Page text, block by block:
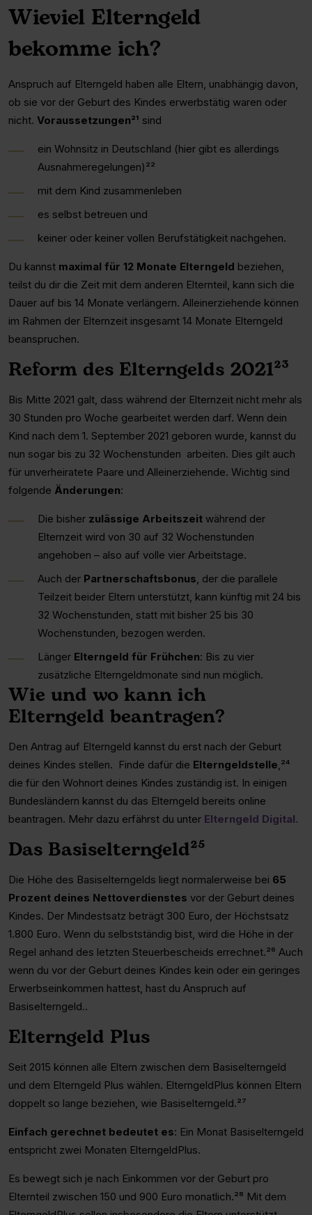
Wieviel Elterngeld
bekomme ich?
Anspruch auf Elterngeld haben alle Eltern, unabhängig davon,
ob sie vor der Geburt des Kindes erwerbstätig waren oder
nicht. Voraussetzungen²¹ sind
ein Wohnsitz in Deutschland (hier gibt es allerdings
Ausnahmeregelungen)²²
mit dem Kind zusammenleben
es selbst betreuen und
keiner oder keiner vollen Berufstätigkeit nachgehen.
Du kannst maximal für 12 Monate Elterngeld beziehen,
teilst du dir die Zeit mit dem anderen Elternteil, kann sich die
Dauer auf bis 14 Monate verlängern. Alleinerziehende können
im Rahmen der Elternzeit insgesamt 14 Monate Elterngeld
beanspruchen.
Reform des Elterngelds 2021²³
Bis Mitte 2021 galt, dass während der Elternzeit nicht mehr als
30 Stunden pro Woche gearbeitet werden darf. Wenn dein
Kind nach dem 1. September 2021 geboren wurde, kannst du
nun sogar bis zu 32 Wochenstunden arbeiten. Dies gilt auch
für unverheiratete Paare und Alleinerziehende. Wichtig sind
folgende Änderungen:
Die bisher zulässige Arbeitszeitwährend der
Elternzeit wird von 30 auf 32 Wochenstunden
angehoben – also auf volle vier Arbeitstage.
Auch der Partnerschaftsbonus , der die parallele
Teilzeit beider Eltern unterstützt, kann künftig mit 24 bis
32 Wochenstunden, statt mit bisher 25 bis 30
Wochenstunden, bezogen werden.
Länger Elterngeld für Frühchen: Bis zu vier
zusätzliche Elterngeldmonate sind nun möglich.
Wie und wo kann ich
Elterngeld beantragen?
Den Antrag auf Elterngeld kannst du erst nach der Geburt
deines Kindes stellen. Finde dafür die Elterngeldstelle ,²⁴
die für den Wohnort deines Kindes zuständig ist. In einigen
Bundesländern kannst du das Elterngeld bereits online
beantragen. Mehr dazu erfährst du unterElterngeld Digital.
Das Basiselterngeld²⁵
Die Höhe des Basiselterngelds liegt normalerweise bei 65
Prozent deines Nettoverdienstes vor der Geburt deines
Kindes. Der Mindestsatz beträgt 300 Euro, der Höchstsatz
1.800 Euro. Wenn du selbstständig bist, wird die Höhe in der
Regel anhand des letzten Steuerbescheids errechnet.²⁶ Auch
wenn du vor der Geburt deines Kindes kein oder ein geringes
Erwerbseinkommen hattest, hast du Anspruch auf
Basiselterngeld..
Elterngeld Plus
Seit 2015 können alle Eltern zwischen dem Basiselterngeld
und dem Elterngeld Plus wählen. ElterngeldPlus können Eltern
doppelt so lange beziehen, wie Basiselterngeld.²⁷
Einfach gerechnet bedeutet es: Ein Monat Basiselterngeld
entspricht zwei Monaten ElterngeldPlus.
Es bewegt sich je nach Einkommen vor der Geburt pro
Elternteil zwischen 150 und 900 Euro monatlich.²⁸ Mit dem